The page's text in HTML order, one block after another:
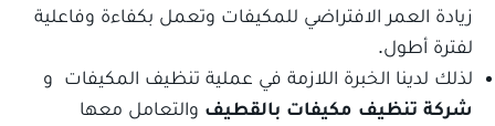
زيادة العمر الافتراضي للمكيفات وتعمل بكفاءة وفاعلية
لفترة أطول.
لذلك لدينا الخبرة اللازمة في عملية تنظيف المكيفات و
شركة تنظيف مكيفات بالقطيف والتعامل معها